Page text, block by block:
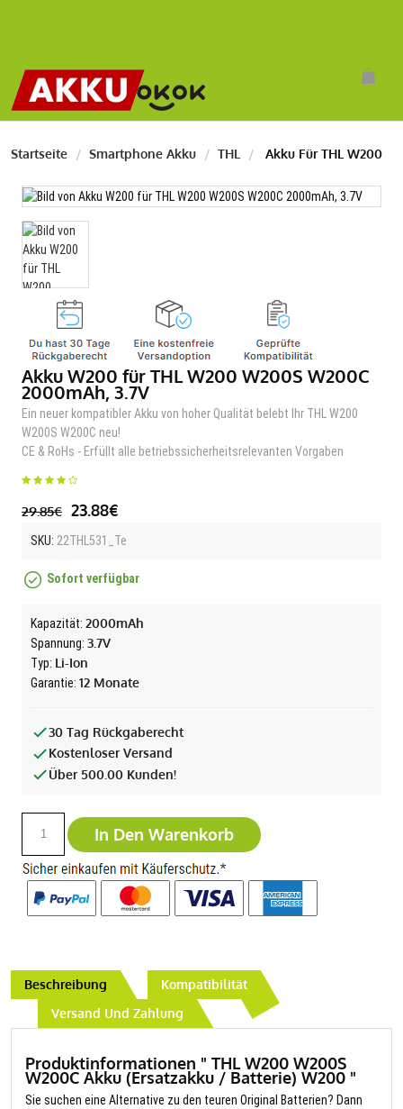
Startseite Smartphone Akku THL Akku Für THL W200
Akku W200 für THL W200 W200S W200C
2000mAh, 3.7V
Ein neuer kompatibler Akku von hoher Qualität belebt Ihr THL W200
W200S W200C neu!
CE & RoHs - Erfüllt alle betriebssicherheitsrelevanten Vorgaben
29.85€ 23.88€
SKU: 22THL531_Te
Sofort verfügbar
Kapazität: 2000mAh
Spannung: 3.7V
Typ: Li-Ion
Garantie: 12 Monate
30 Tag Rückgaberecht
Kostenloser Versand
Über 500.00 Kunden!
In Den Warenkorb
Beschreibung
Kompatibilität
Versand Und Zahlung
Produktinformationen " THL W200 W200S
W200C Akku (Ersatzakku / Batterie) W200 "
Sie suchen eine Alternative zu den teuren Original Batterien? Dann